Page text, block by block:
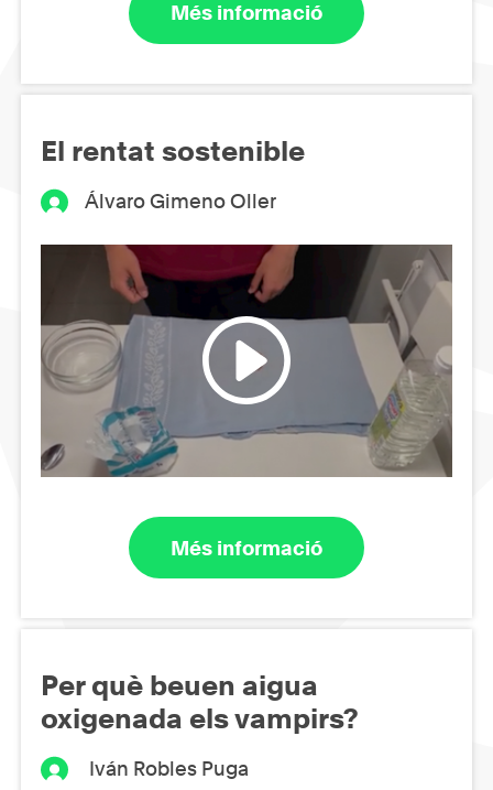
Més informació
El rentat sostenible
Álvaro Gimeno Oller
Més informació
Per què beuen aigua
oxigenada els vampirs?
Iván Robles Puga